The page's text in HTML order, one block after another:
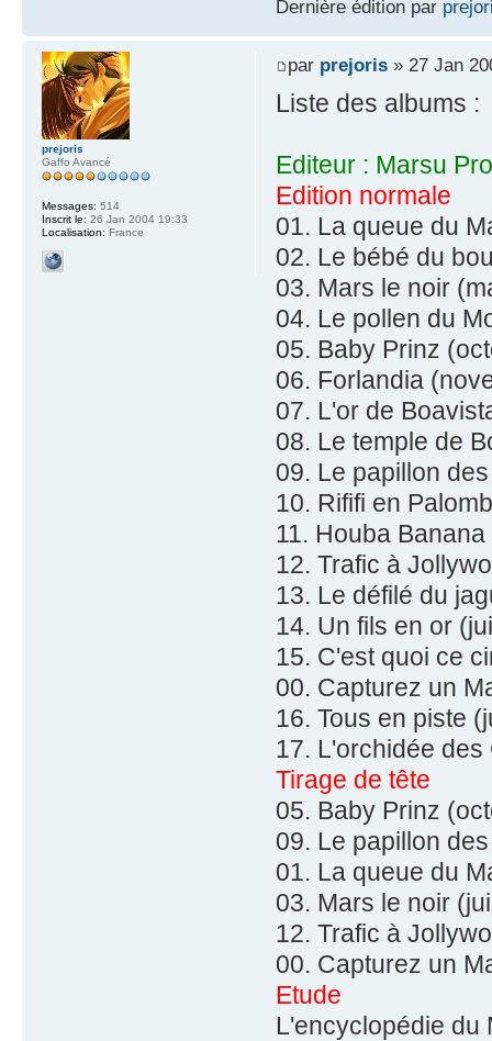
Dernière édition par
par prejoris» 27 Jan
Liste des albums :
Editeur : Marsu
Edition normale
01. La queue du
02. Le bébé du
03. Mars le noir
04. Le pollen du
05. Baby Prinz
06. Forlandia
07. L'or de
08. Le temple de
09. Le papillon
10. Rififi en
11. Houba
12. Trafic à
13. Le défilé du
14. Un fils en or
15. C'est quoi ce
00. Capturez un
16. Tous en piste
17. L'orchidée
Tirage de tête
05. Baby Prinz
09. Le papillon
01. La queue du
03. Mars le noir
12. Trafic à
00. Capturez un
Etude
L'encyclopédie du
prejoris
Gaffo Avancé
Messages: 514
Inscrit le: 26 Jan 2004 19:33
Localisation: France